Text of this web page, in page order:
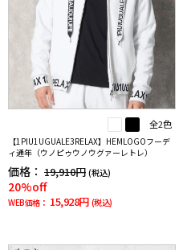
全2色
【1PIU1UGUALE3RELAX】HEMLOGOフーデ
ィ通年（ウノピゥウノウグァーレトレ）
価格： 19,910円 (税込)
20%off
WEB価格： 15,928円 (税込)